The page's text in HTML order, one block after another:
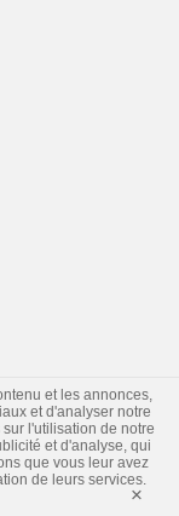
et les annonces,
et d'analyser notre
l'utilisation de notre
et d'analyse, qui
que vous leur avez
de leurs services.
×